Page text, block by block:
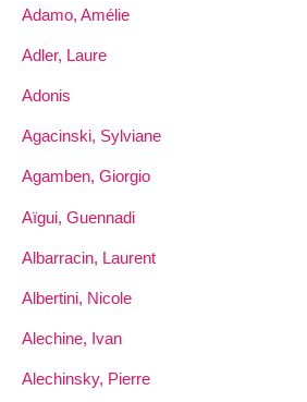
Adamo, Amélie
Adler, Laure
Adonis
Agacinski, Sylviane
Agamben, Giorgio
Aïgui, Guennadi
Albarracin, Laurent
Albertini, Nicole
Alechine, Ivan
Alechinsky, Pierre